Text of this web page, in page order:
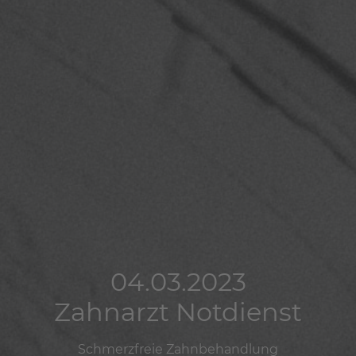
04.03.2023
Zahnarzt Notdienst
Schmerzfreie Zahnbehandlung
04.03.2023
Zahnarzt Notdienst
Schmerzfreie Zahnbehandlung
04.03.2023
Zahnarzt Notdienst
Schmerzfreie Zahnbehandlung